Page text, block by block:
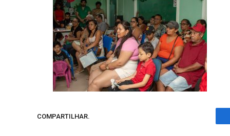
COMPARTILHAR.